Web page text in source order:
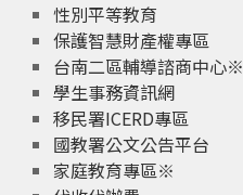
性別平等教育
保護智慧財產權專區
台南二區輔導諮商中心※
學生事務資訊網
移民署ICERD專區
國教署公文公告平台
家庭教育專區※